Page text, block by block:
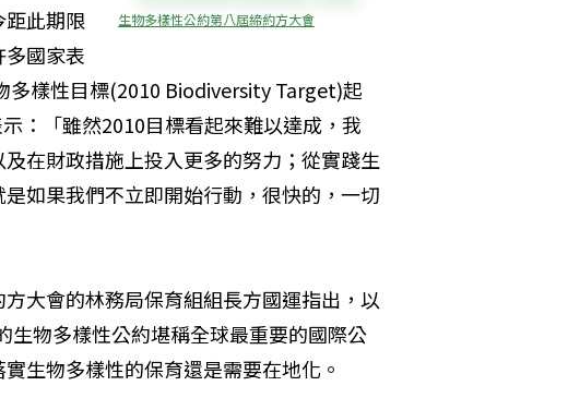
生物多樣性公約第八屆締約方大會
距此期限
國家表
多樣性目標(2010 Biodiversity Target)起
：「雖然2010目標看起來難以達成，我
在財政措施上投入更多的努力；從實踐生
如果我們不立即開始行動，很快的，一切
大會的林務局保育組組長方國運指出，以
物多樣性公約堪稱全球最重要的國際公
生物多樣性的保育還是需要在地化。